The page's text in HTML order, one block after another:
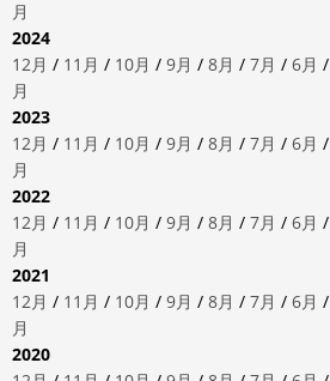
月
2024
12月 / 11月 / 10月 / 9月 / 8月 / 7月 / 6月 /
月
2023
12月 / 11月 / 10月 / 9月 / 8月 / 7月 / 6月 /
月
2022
12月 / 11月 / 10月 / 9月 / 8月 / 7月 / 6月 /
月
2021
12月 / 11月 / 10月 / 9月 / 8月 / 7月 / 6月 /
月
2020